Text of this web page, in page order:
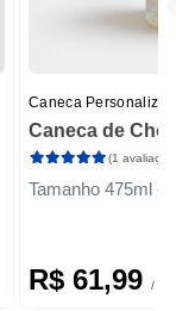
Caneca
Caneca de
(1
Tamanho 475ml -
R$ 61,99 / 1